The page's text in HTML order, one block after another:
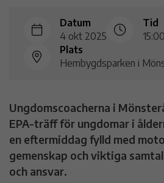
Datum
4 okt 2025
Tid
Plats
Hembygdsparken i
Ungdomscoacherna i
EPA-träff för ungdomar i
en eftermiddag fylld med
gemenskap och viktiga
och ansvar.